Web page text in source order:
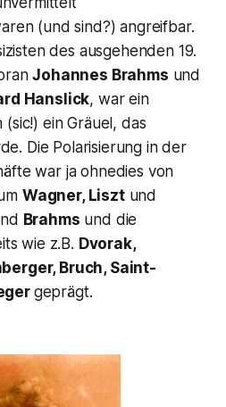
(und sind?) angreifbar.
des ausgehenden 19.
Johannes Brahms und
Hanslick, war ein
ein Gräuel, das
Die Polarisierung in der
war ja ohnedies von
Wagner, Lisztund
Brahms und die
wie z.B. Dvorak,
Bruch, Saint-
geprägt.